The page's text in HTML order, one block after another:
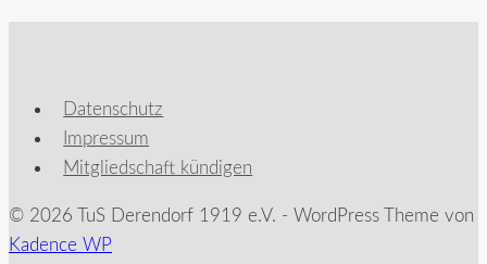
Datenschutz
Impressum
Mitgliedschaft kündigen
© 2026 TuS Derendorf 1919 e.V. - WordPress Theme von
Kadence WP